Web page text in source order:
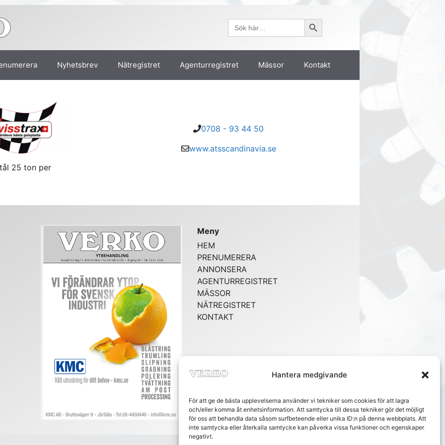
Hantera medgivande
För att ge de bästa upplevelserna använder vi tekniker som cookies för att lagra
och/eller komma åt enhetsinformation. Att samtycka till dessa tekniker gör det möjligt
för oss att behandla data såsom surfbeteende eller unika ID:n på denna webbplats. Att
inte samtycka eller återkalla samtycke kan påverka vissa funktioner och egenskaper
negativt.
Sök
efter:
Sökknapp
Nyhetsbrev Nätregistret Agenturregistret Mässor Kontakt
25 ton per
0708 - 93 44 50
www.atsscandinavia.se
Meny
HEM
PRENUMERERA
ANNONSERA
AGENTURREGISTRET
MÄSSOR
NÄTREGISTRET
KONTAKT